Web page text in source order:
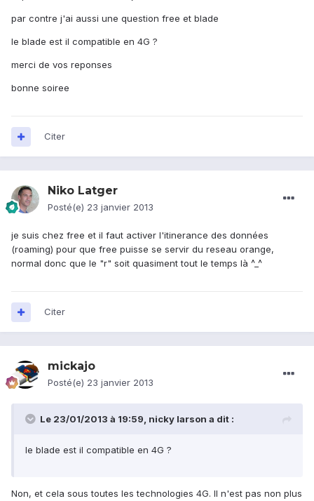
par contre j'ai aussi une question free et blade
le blade est il compatible en 4G ?
merci de vos reponses
bonne soiree
Citer
Niko Latger
Posté(e) 23 janvier 2013
je suis chez free et il faut activer l'itinerance des données
(roaming) pour que free puisse se servir du reseau orange,
normal donc que le "r" soit quasiment tout le temps là ^_^
Citer
mickajo
Posté(e) 23 janvier 2013
Le 23/01/2013 à 19:59, nicky larson a dit :
le blade est il compatible en 4G ?
Non, et cela sous toutes les technologies 4G. Il n'est pas non plus